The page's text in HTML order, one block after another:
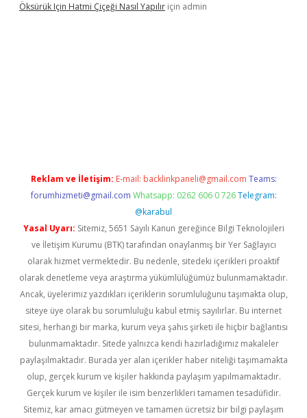
Öksürük Için Hatmi Çiçeği Nasıl Yapılır için admin
Reklam ve İletişim: E-mail: backlinkpaneli@gmail.com Teams:
forumhizmeti@gmail.com Whatsapp: 0262 606 0 726 Telegram:
@karabul
Yasal Uyarı: Sitemiz, 5651 Sayılı Kanun gereğince Bilgi Teknolojileri
ve İletişim Kurumu (BTK) tarafından onaylanmış bir Yer Sağlayıcı
olarak hizmet vermektedir. Bu nedenle, sitedeki içerikleri proaktif
olarak denetleme veya araştırma yükümlülüğümüz bulunmamaktadır.
Ancak, üyelerimiz yazdıkları içeriklerin sorumluluğunu taşımakta olup,
siteye üye olarak bu sorumluluğu kabul etmiş sayılırlar. Bu internet
sitesi, herhangi bir marka, kurum veya şahıs şirketi ile hiçbir bağlantısı
bulunmamaktadır. Sitede yalnızca kendi hazırladığımız makaleler
paylaşılmaktadır. Burada yer alan içerikler haber niteliği taşımamakta
olup, gerçek kurum ve kişiler hakkında paylaşım yapılmamaktadır.
Gerçek kurum ve kişiler ile isim benzerlikleri tamamen tesadüfidir.
Sitemiz, kar amacı gütmeyen ve tamamen ücretsiz bir bilgi paylaşım